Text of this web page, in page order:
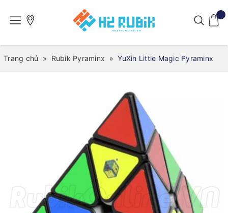
Trang chủ » Rubik Pyraminx » YuXin Little Magic Pyraminx